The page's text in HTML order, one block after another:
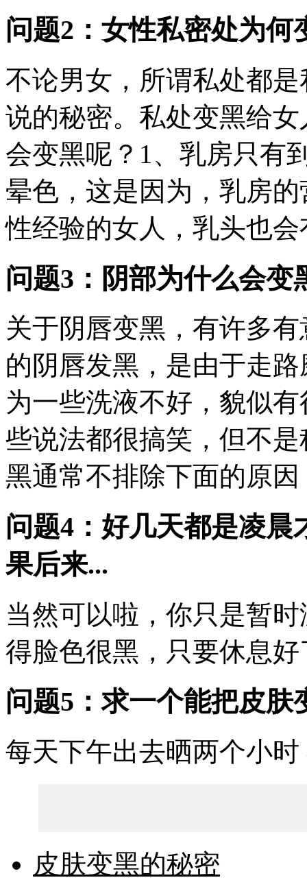
问题2：女性私密处为何
不论男女，所谓私处都
说的秘密。私处变黑给
会变黑呢？1、乳房只有
晕色，这是因为，乳房
性经验的女人，乳头也
问题3：阴部为什么会变
关于阴唇变黑，有许多
的阴唇发黑，是由于走
为一些洗液不好，貌似
些说法都很搞笑，但不
黑通常不排除下面的原
问题4：好几天都是凌
果后来...
当然可以啦，你只是暂
得脸色很黑，只要休息
问题5：求一个能把皮肤
每天下午出去晒两个小
皮肤变黑的秘密